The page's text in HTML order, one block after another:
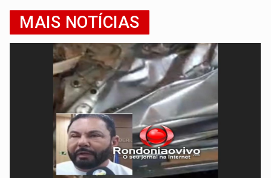
MAIS NOTÍCIAS